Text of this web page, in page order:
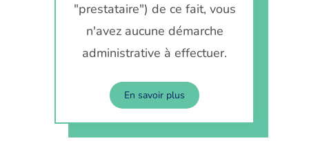
"prestataire") de ce fait, vous
n'avez aucune démarche
administrative à effectuer.
En savoir plus